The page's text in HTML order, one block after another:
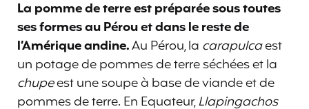
La pomme de terre est préparée sous toutes
ses formes au Pérou et dans le reste de
l’Amérique andine.Au Pérou, la carapulcaest
un potage de pommes de terre séchées et la
chupeest une soupe à base de viande et de
pommes de terre. En Equateur,Llapingachos